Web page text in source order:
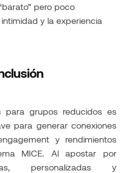
pero poco
y la experiencia
para grupos reducidos es
para generar conexiones
y rendimientos
MICE. Al apostar por
personalizadas y